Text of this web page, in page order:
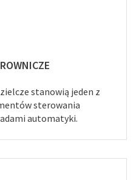
stanowią jeden z
sterowania
automatyki.